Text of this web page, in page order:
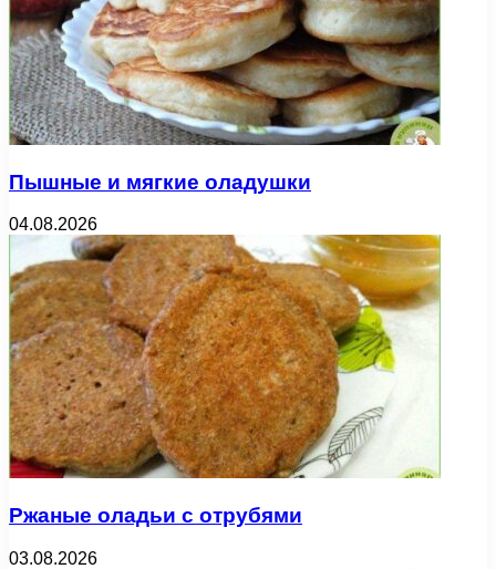
Пышные и мягкие оладушки
04.08.2026
Ржаные оладьи с отрубями
03.08.2026